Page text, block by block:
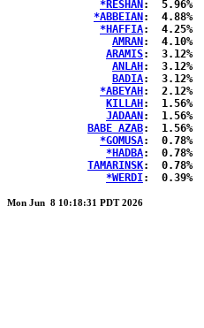
*RESHAN :  5.96%	(11)  0:0   0:0   0:0   0:0   0:0  { 5:6 }
*ABBEIAN :  4.88%	(10)  0:0   0:0   0:0   0:0   0:0  { 5:5 }
*HAFFIA:  4.25%	(17)  0:0   0:0   0:0   0:0   0:0  { 9:8 }
AMRAN :  4.10%	( 8)  0:0   0:0   0:0   0:0   0:0  { 4:4 }
ARAMIS:  3.12%	( 1)  0:0   0:0   0:0   0:0   0:1  { 0:0 }
ANLAH :  3.12%	( 2)  0:0   0:0   0:0   0:0   0:0  { 2:0 }
BADIA:  3.12%	( 1)  0:0   0:0   0:0   0:0   0:1  { 0:0 }
*ABEYAH :  2.12%	(17)  0:0   0:0   0:0   0:0   0:0  { 9:8 }
KILLAH :  1.56%	( 2)  0:0   0:0   0:0   0:0   0:0  { 2:0 }
JADAAN :  1.56%	( 1)  0:0   0:0   0:0   0:0   0:0  { 0:1 }
BABE AZAB:  1.56%	( 1)  0:0   0:0   0:0   0:0   0:0  { 0:1 }
*GOMUSA:  0.78%	( 2)  0:0   0:0   0:0   0:0   0:0  { 2:0 }
*HADBA:  0.78%	( 2)  0:0   0:0   0:0   0:0   0:0  { 2:0 }
TAMARINSK:  0.78%	( 1)  0:0   0:0   0:0   0:0   0:0  { 0:1 }
*WERDI